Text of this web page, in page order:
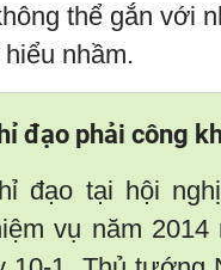
thể gắn với
nhầm.
đạo phải công
đạo tại hội
vụ năm 2014